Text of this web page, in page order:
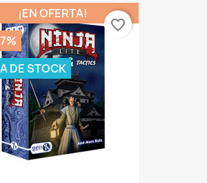
¡EN OFERTA!
DE STOCK
favorite_border